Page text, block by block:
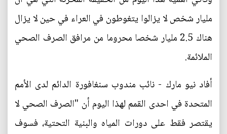
مليار شخص لا يزالوا يتغوطون في العراء في حين لا يزال
هناك 2.5 مليار شخصا محروما من مرافق الصرف الصحي
الملائمة.
أفاد نيو مارك - نائب مندوب سنغافورة الدائم لدى الأمم
المتحدة في احدى القمم لهذا اليوم أن "الصرف الصحي لا
يقتصر فقط على دورات المياه والبنية التحتية، فسوف